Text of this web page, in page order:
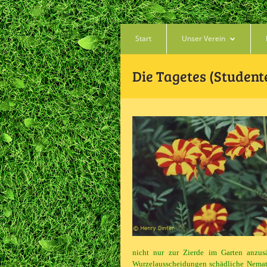
Start Unser Verein
Die Tagetes
nicht nur zur Zierde im Garten
Wurzelausscheidungen schädliche